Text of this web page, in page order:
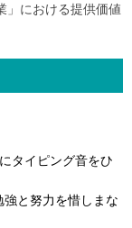
」における提供価値
タイピング音をひ
強と努力を惜しまな